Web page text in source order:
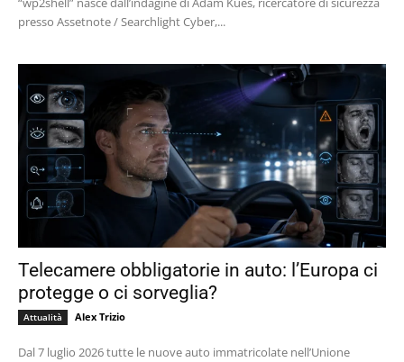
presso Assetnote / Searchlight Cyber,...
Telecamere obbligatorie in auto: l’Europa ci
protegge o ci sorveglia?
Attualità Alex Trizio
Dal 7 luglio 2026 tutte le nuove auto immatricolate nell’Unione